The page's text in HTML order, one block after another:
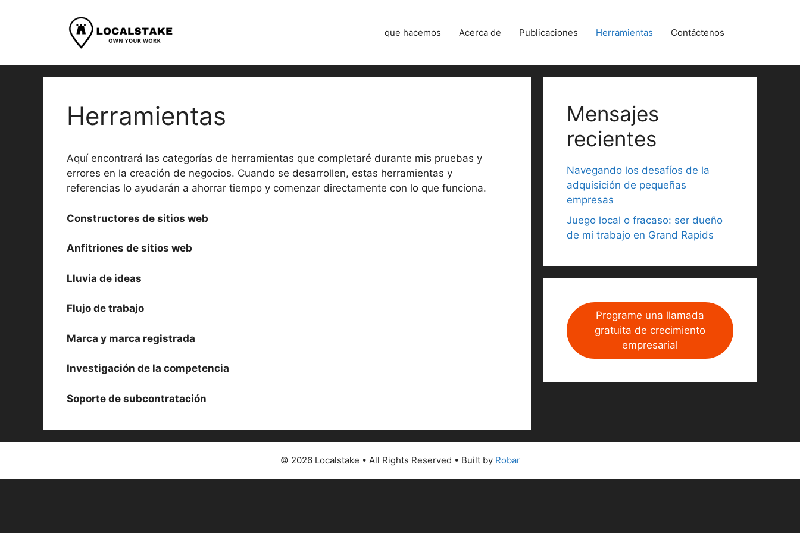
que hacemos Acerca de Publicaciones Herramientas Contáctenos
Herramientas
Aquí encontrará las categorías de herramientas que completaré durante mis pruebas y
errores en la creación de negocios. Cuando se desarrollen, estas herramientas y
referencias lo ayudarán a ahorrar tiempo y comenzar directamente con lo que funciona.
Constructores de sitios web
Anfitriones de sitios web
Lluvia de ideas
Flujo de trabajo
Marca y marca registrada
Investigación de la competencia
Soporte de subcontratación
Mensajes
recientes
Navegando los desafíos de la
adquisición de pequeñas
empresas
Juego local o fracaso: ser dueño
de mi trabajo en Grand Rapids
Programe una llamada
gratuita de crecimiento
empresarial
© 2026 Localstake • All Rights Reserved • Built by Robar